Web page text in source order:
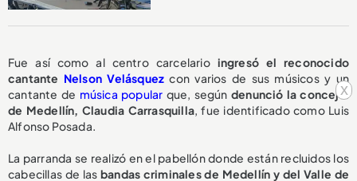
x
Fue así como al centro carcelario ingresó el reconocido
cantante Nelson Velásquez con varios de sus músicos y un
cantante de música popular que, según denunció la concejal
de Medellín, Claudia Carrasquilla, fue identificado como Luis
Alfonso Posada.
La parranda se realizó en el pabellón donde están recluidos los
cabecillas de las bandas criminales de Medellín y del Valle de